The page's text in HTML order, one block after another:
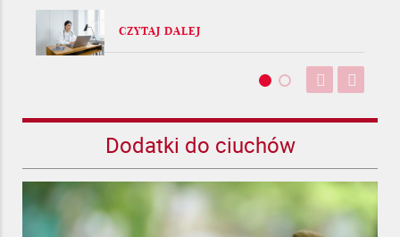
CZYTAJ DALEJ
Dodatki do ciuchów